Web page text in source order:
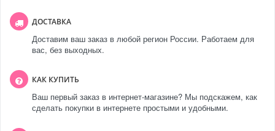
ДОСТАВКА
Доставим ваш заказ в любой регион России. Работаем для
вас, без выходных.
КАК КУПИТЬ
Ваш первый заказ в интернет-магазине? Мы подскажем, как
сделать покупки в интернете простыми и удобными.